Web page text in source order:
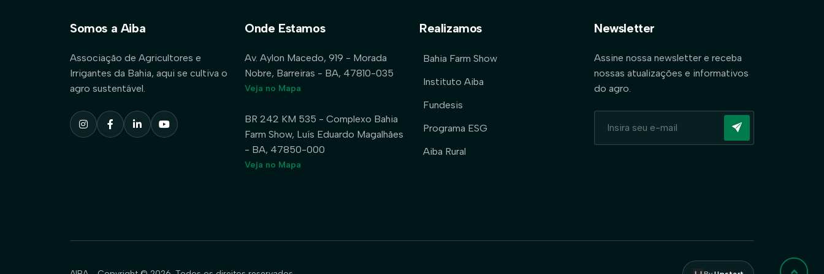
Somos a Aiba
Associação de Agricultores e
Irrigantes da Bahia, aqui se cultiva o
agro sustentável.
Onde Estamos
Av. Aylon Macedo, 919 - Morada
Nobre, Barreiras - BA, 47810-035
Veja no Mapa
BR 242 KM 535 - Complexo Bahia
Farm Show, Luís Eduardo Magalhães
- BA, 47850-000
Veja no Mapa
Realizamos
Bahia Farm Show
Instituto Aiba
Fundesis
Programa ESG
Aiba Rural
Newsletter
Assine nossa newsletter e receba
nossas atualizações e informativos
do agro.